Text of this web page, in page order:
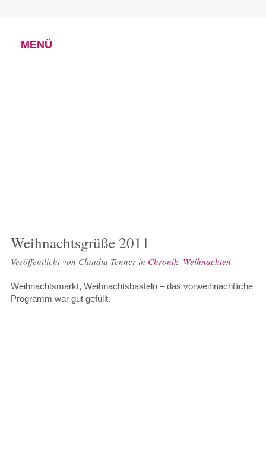
MENÜ
Weihnachtsgrüße 2011
Veröffentlicht von Claudia Tennerin Chronik, Weihnachten
Weihnachtsmarkt, Weihnachtsbasteln – das vorweihnachtliche
Programm war gut gefüllt.